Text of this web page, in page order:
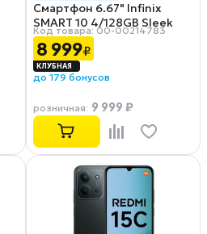
Смартфон 6.67" Infinix
SMART 10 4/128GB Sleek
Black
Код товара: 00-00214783
8 999₽
до 179 бонусов
розничная: 9 999 ₽